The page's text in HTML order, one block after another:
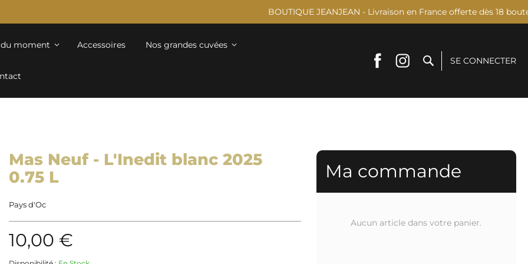
moment Accessoires Nos grandes cuvées
Rechercher
SE CONNECTER
BOUTIQUE JEANJEAN - Livraison en France offerte dès 18
Mas Neuf - L'Inedit blanc 2025
0.75 L
Pays d'Oc
10,00 €
Ma commande
Aucun article dans votre panier.